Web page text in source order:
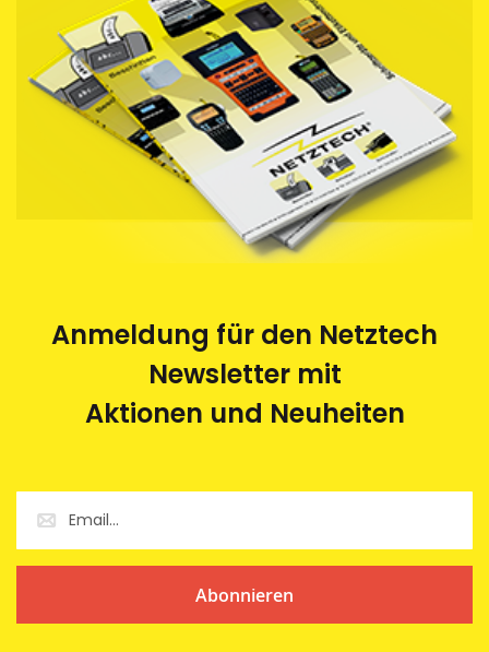
die von uns bezogenen Schriftbandkassetten durch
uns entsorgen zu lassen. Die leeren Kassetten
werden im Auftrag von Netztech von einem
Behindertenwerk zerlegt und die Rohstoffe der
Wiederverwertung zugeführt. Eine saubere und
umweltfreundliche Sache.
Anmeldung für den Netztech
Newsletter mit
Aktionen und Neuheiten
Abonnieren